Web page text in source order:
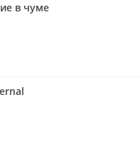
в чуме